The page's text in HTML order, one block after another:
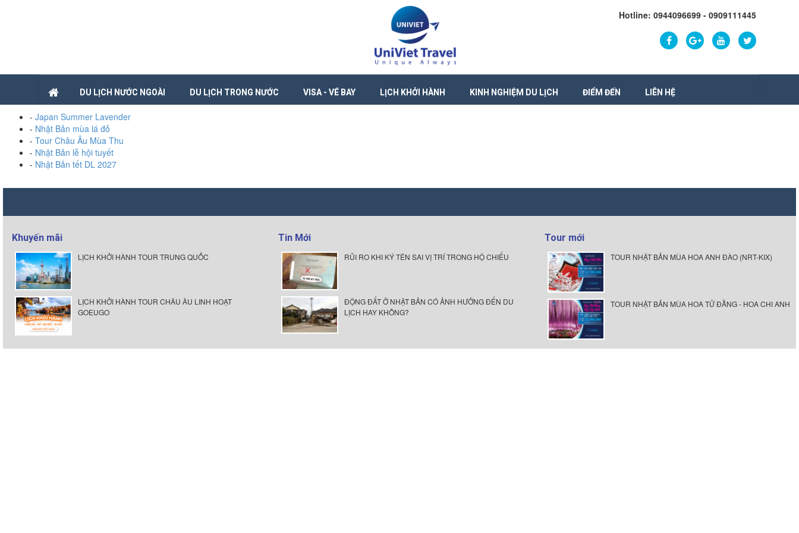
Hotline: 0944096699 - 0909111445
DU LỊCH NƯỚC NGOÀI DU LỊCH TRONG NƯỚC VISA - VÉ BAY LỊCH KHỞI HÀNH KINH NGHIỆM DU LỊCH ĐIỂM ĐẾN LIÊN HỆ
- Japan Summer Lavender
- Nhật Bản mùa lá đỏ
- Tour Châu Âu Mùa Thu
- Nhật Bản lễ hội tuyết
- Nhật Bản tết DL 2027
Khuyến mãi
LỊCH KHỞI HÀNH TOUR TRUNG QUỐC
LỊCH KHỞI HÀNH TOUR CHÂU ÂU LINH HOẠT
GOEUGO
Tin Mới
RỦI RO KHI KÝ TÊN SAI VỊ TRÍ TRONG HỘ CHIẾU
ĐỘNG ĐẤT Ở NHẬT BẢN CÓ ẢNH HƯỞNG ĐẾN DU
LỊCH HAY KHÔNG?
Tour mới
TOUR NHẬT BẢN MÙA HOA ANH ĐÀO (NRT-KIX)
TOUR NHẬT BẢN MÙA HOA TỬ ĐẰNG - HOA CHI ANH